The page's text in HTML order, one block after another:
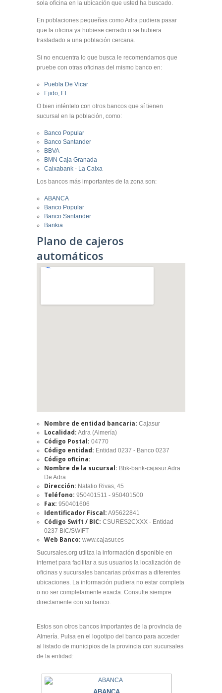
sola oficina en la ubicación que usted ha buscado.
En poblaciones pequeñas como Adra pudiera pasar
que la oficina ya hubiese cerrado o se hubiera
trasladado a una población cercana.
Si no encuentra lo que busca le recomendamos que
pruebe con otras oficinas del mismo banco en:
Puebla De Vicar
Ejido, El
O bien inténtelo con otros bancos que sí tienen
sucursal en la población, como:
Banco Popular
Banco Santander
BBVA
BMN Caja Granada
Caixabank - La Caixa
Los bancos más importantes de la zona son:
ABANCA
Banco Popular
Banco Santander
Bankia
Plano de cajeros
automáticos
Nombre de entidad bancaria: Cajasur
Localidad: Adra (Almería)
Código Postal: 04770
Código entidad: Entidad 0237 - Banco 0237
Código oficina:
Nombre de la sucursal: Bbk-bank-cajasur Adra
De Adra
Dirección: Natalio Rivas, 45
Teléfono: 950401511 - 950401500
Fax: 950401606
Identificador Fiscal: A95622841
Código Swift / BIC: CSURES2CXXX - Entidad
0237 BIC/SWIFT
Web Banco: www.cajasur.es
Sucursales.org utiliza la información disponible en
internet para facilitar a sus usuarios la localización de
oficinas y sucursales bancarias próximas a diferentes
ubicaciones. La información pudiera no estar completa
o no ser completamente exacta. Consulte siempre
directamente con su banco.
Estos son otros bancos importantes de la provincia de
Almería. Pulsa en el logotipo del banco para acceder
al listado de municipios de la provincia con sucursales
de la entidad: